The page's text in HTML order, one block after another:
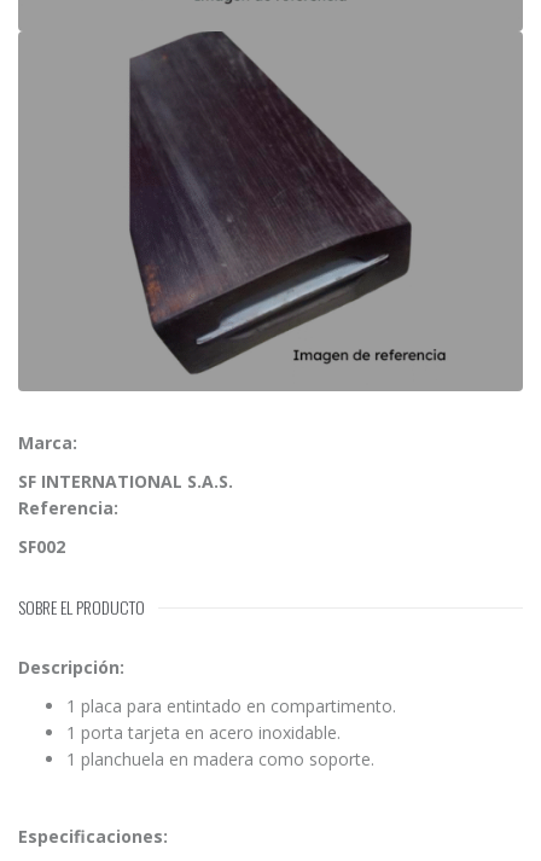
Marca:
SF INTERNATIONAL S.A.S.
Referencia:
SF002
SOBRE EL PRODUCTO
Descripción:
1 placa para entintado en compartimento.
1 porta tarjeta en acero inoxidable.
1 planchuela en madera como soporte.
Especificaciones: